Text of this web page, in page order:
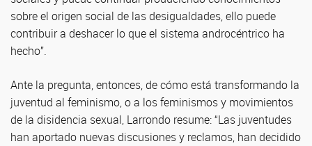
sobre el origen social de las desigualdades, ello puede
contribuir a deshacer lo que el sistema androcéntrico ha
hecho”.
Ante la pregunta, entonces, de cómo está transformando la
juventud al feminismo, o a los feminismos y movimientos
de la disidencia sexual, Larrondo resume: “Las juventudes
han aportado nuevas discusiones y reclamos, han decidido